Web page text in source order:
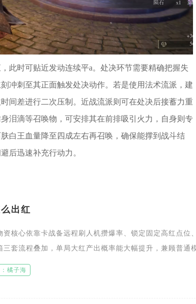
此时可贴近发动连续平a。处决环节需要精确把握失
冲刺至其正面触发处决动作。若是使用法术流派，建
间差进行二次压制。近战流派则可在处决后接蓄力重
泪滴等召唤物，可安排其在前排吸引火力，自身则专
白王血量降至四成左右再召唤，确保能撑到战斗结
后迅速补充行动力。
出红
资核心依靠卡战备远程刷人机攒爆率、锁定固定高红点位
三套流程叠加，单局大红产出概率能大幅提升，兼顾普通
值红装收益，整套流程可复制适配单排、组队两种玩法
橘子海